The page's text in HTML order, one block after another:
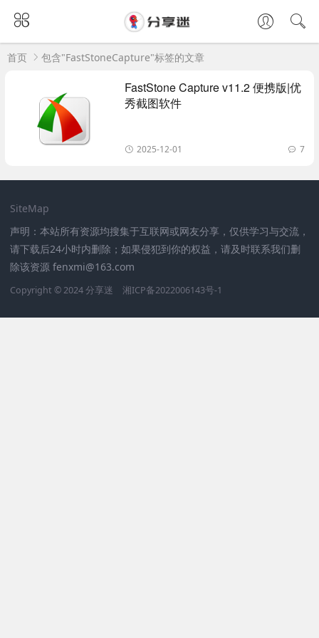
首页 包含"FastStoneCapture"标签的文章
FastStone Capture v11.2 便携版|优
秀截图软件
2025-12-01 7
SiteMap
声明：本站所有资源均搜集于互联网或网友分享，仅供学习与交流，
请下载后24小时内删除；如果侵犯到你的权益，请及时联系我们删
除该资源 fenxmi@163.com
Copyright © 2024分享迷 湘ICP备2022006143号-1